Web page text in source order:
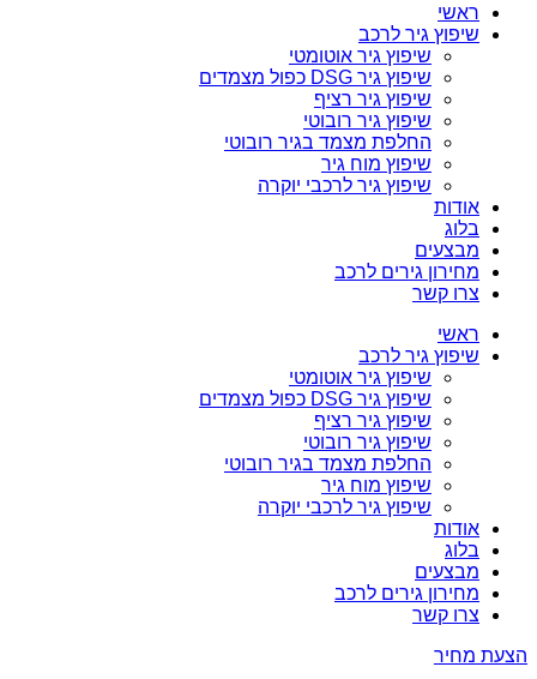
ראשי
שיפוץ גיר לרכב
שיפוץ גיר אוטומטי
שיפוץ גיר DSG כפול מצמדים
שיפוץ גיר רציף
שיפוץ גיר רובוטי
החלפת מצמד בגיר רובוטי
שיפוץ מוח גיר
שיפוץ גיר לרכבי יוקרה
אודות
בלוג
מבצעים
מחירון גירים לרכב
צרו קשר
ראשי
שיפוץ גיר לרכב
שיפוץ גיר אוטומטי
שיפוץ גיר DSG כפול מצמדים
שיפוץ גיר רציף
שיפוץ גיר רובוטי
החלפת מצמד בגיר רובוטי
שיפוץ מוח גיר
שיפוץ גיר לרכבי יוקרה
אודות
בלוג
מבצעים
מחירון גירים לרכב
צרו קשר
הצעת מחיר